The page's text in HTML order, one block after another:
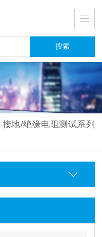
接地/绝缘电阻测试系列